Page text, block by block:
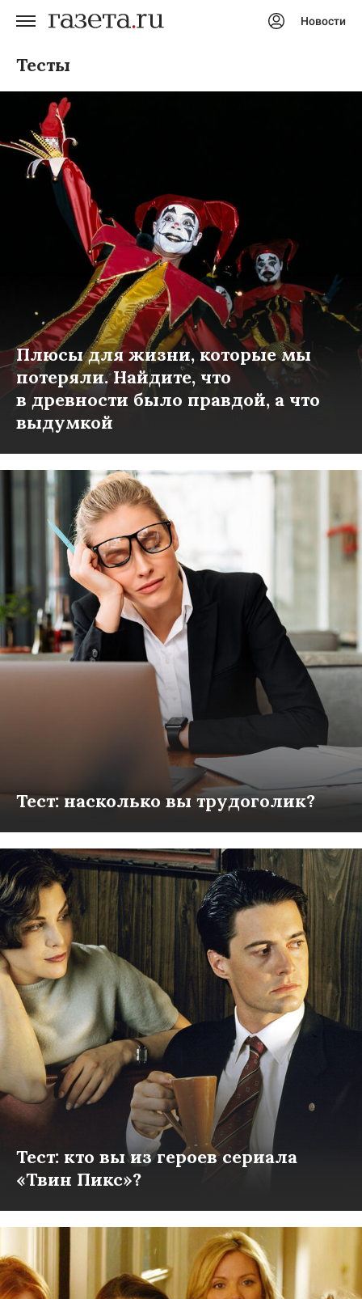
Новости
Тесты
Плюсы для жизни, которые мы
потеряли. Найдите, что
в древности было правдой, а что
выдумкой
Тест: насколько вы трудоголик?
Тест: кто вы из героев сериала
«Твин Пикс»?